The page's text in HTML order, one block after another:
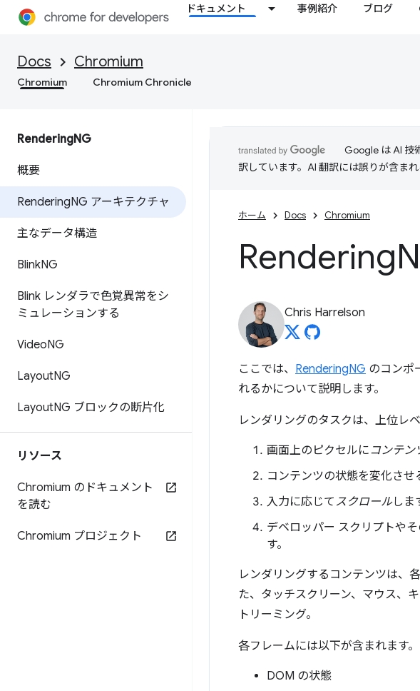
ドキュメント 事例紹介 ブログ
Docs Chromium
Chromium Chromium Chronicle
RenderingNG
概要
RenderingNG アーキテクチャ
主なデータ構造
BlinkNG
Blink レンダラで色覚異常をシ
ミュレーションする
VideoNG
LayoutNG
LayoutNG ブロックの断片化
リソース
Chromium のドキュメント
を読む
Chromium プロジェクト
Google は AI 技
訳しています。AI 翻訳には誤りが含まれ
ホーム Docs Chromium
Rendering
Chris Harrelson
ここでは、 RenderingNG のコンポ
れるかについて説明します。
レンダリングのタスクは、上位レ
画面上のピクセルに コンテン
コンテンツの状態を変化させ
入力に応じて スクロールしま
デベロッパー スクリプトや
す。
レンダリングするコンテンツは、
た、タッチスクリーン、マウス、
トリーミング。
各フレームには以下が含まれます。
DOM の状態